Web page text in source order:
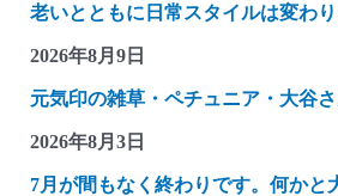
老いとともに日常スタイルは変わり
2026年8月9日
元気印の雑草・ペチュニア・大谷
2026年8月3日
7月が間もなく終わりです。何かと